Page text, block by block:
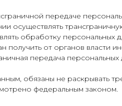
передаче
осуществлять
обработку персональных
от органов власти
передача
обязаны не раскрывать
федеральным законом.